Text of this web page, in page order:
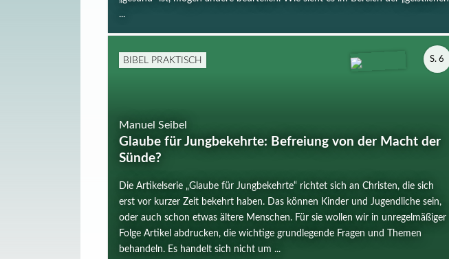
...
BIBEL PRAKTISCH
Manuel Seibel
Glaube für Jungbekehrte: Befreiung von der Macht der
Sünde?
Die Artikelserie „Glaube für Jungbekehrte“ richtet sich an Christen, die sich
erst vor kurzer Zeit bekehrt haben. Das können Kinder und Jugendliche sein,
oder auch schon etwas ältere Menschen. Für sie wollen wir in unregelmäßiger
Folge Artikel abdrucken, die wichtige grundlegende Fragen und Themen
behandeln. Es handelt sich nicht um ...
S. 6